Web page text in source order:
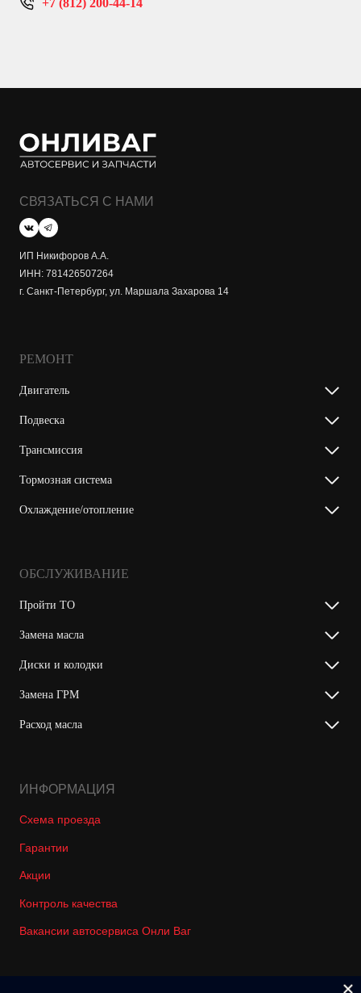
+7 (812) 200-44-14
СВЯЗАТЬСЯ С НАМИ
ИП Никифоров А.А.
ИНН: 781426507264
г. Санкт-Петербург, ул. Маршала Захарова 14
РЕМОНТ
Двигатель
Подвеска
Трансмиссия
Тормозная система
Охлаждение/отопление
ОБСЛУЖИВАНИЕ
Пройти ТО
Замена масла
Диски и колодки
Замена ГРМ
Расход масла
ИНФОРМАЦИЯ
Схема проезда
Гарантии
Акции
Контроль качества
Вакансии автосервиса Онли Ваг